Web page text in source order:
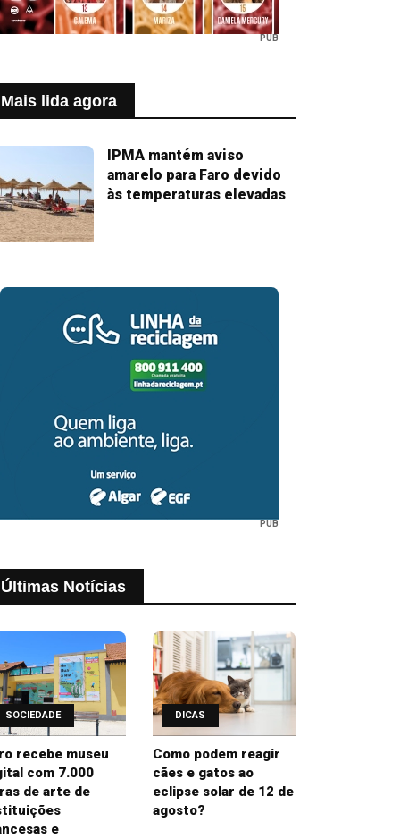
PUB
Mais lida agora
IPMA mantém aviso
amarelo para Faro devido
às temperaturas elevadas
PUB
Últimas Notícias
SOCIEDADE
recebe museu
com 7.000
de arte de
e
DICAS
Como podem reagir
cães e gatos ao
eclipse solar de 12 de
agosto?